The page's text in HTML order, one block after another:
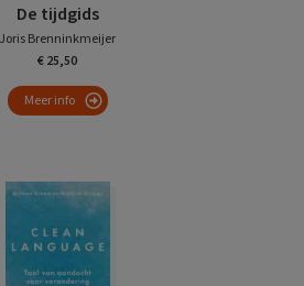
De tijdgids
Joris Brenninkmeijer
€ 25,50
Meer info